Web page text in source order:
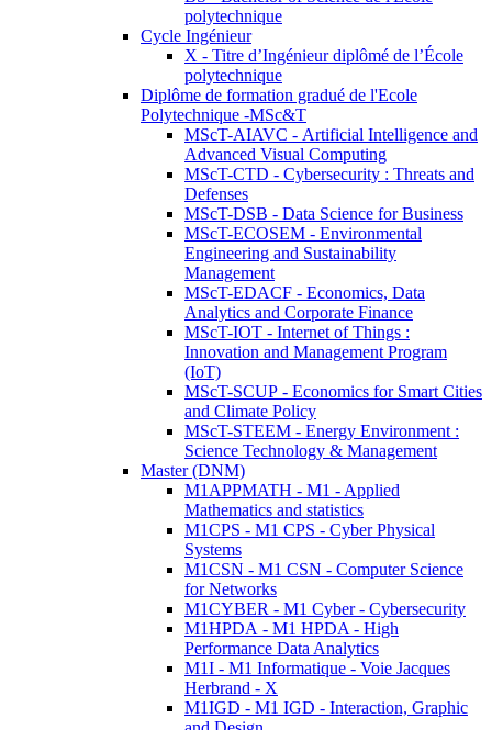
polytechnique
Cycle Ingénieur
X - Titre d’Ingénieur diplômé de l’École
polytechnique
Diplôme de formation gradué de l'Ecole
Polytechnique -MSc&T
MScT-AIAVC - Artificial Intelligence and
Advanced Visual Computing
MScT-CTD - Cybersecurity : Threats and
Defenses
MScT-DSB - Data Science for Business
MScT-ECOSEM - Environmental
Engineering and Sustainability
Management
MScT-EDACF - Economics, Data
Analytics and Corporate Finance
MScT-IOT - Internet of Things :
Innovation and Management Program
(IoT)
MScT-SCUP - Economics for Smart Cities
and Climate Policy
MScT-STEEM - Energy Environment :
Science Technology & Management
Master (DNM)
M1APPMATH - M1 - Applied
Mathematics and statistics
M1CPS - M1 CPS - Cyber Physical
Systems
M1CSN - M1 CSN - Computer Science
for Networks
M1CYBER - M1 Cyber - Cybersecurity
M1HPDA - M1 HPDA - High
Performance Data Analytics
M1I - M1 Informatique - Voie Jacques
Herbrand - X
M1IGD - M1 IGD - Interaction, Graphic